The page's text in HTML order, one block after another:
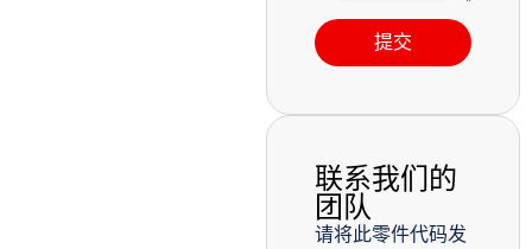
提交
联系我们的
团队
请将此零件代码发